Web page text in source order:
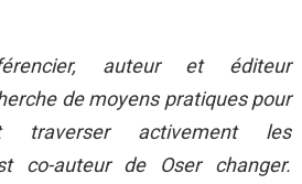
auteur et éditeur
de moyens pratiques pour
activement les
co-auteur de Oser changer.